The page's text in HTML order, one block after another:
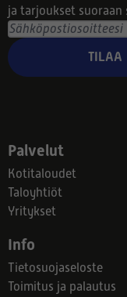
ja tarjoukset suoraan
TILAA
Palvelut
Kotitaloudet
Taloyhtiöt
Yritykset
Info
Tietosuojaseloste
Toimitus ja palautus